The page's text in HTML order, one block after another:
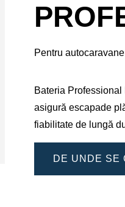
imagine
Pentru
Bateria
asigură escapade
fiabilitate de lungă
DE UNDE SE